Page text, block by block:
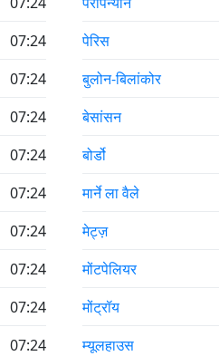
07:24
07:24
07:24
07:24
07:24
07:24
07:24
07:24
07:24
पेरिस
बुलोन-बिलांकोर
बेसांसन
बोर्डो
मार्ने ला वैले
मेट्ज़
मोंटपेलियर
मोंट्रॉय
म्यूलहाउस